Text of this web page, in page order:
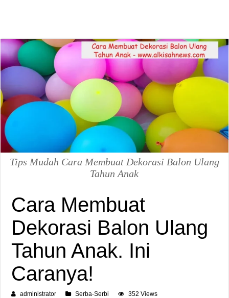
Tips Mudah Cara Membuat Dekorasi Balon Ulang
Tahun Anak
Cara Membuat
Dekorasi Balon Ulang
Tahun Anak. Ini
Caranya!
administrator Serba-Serbi 352 Views